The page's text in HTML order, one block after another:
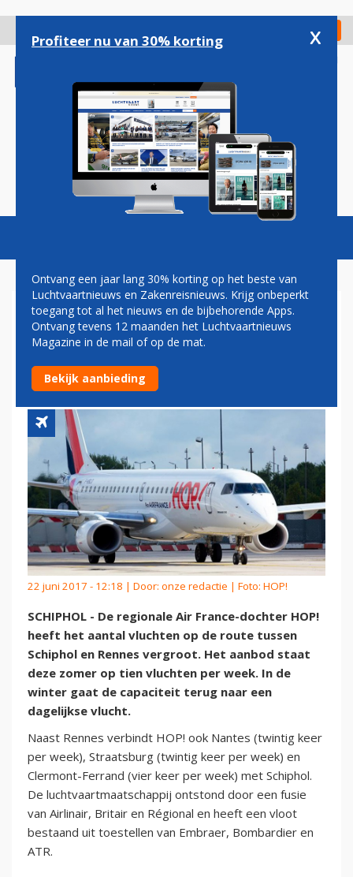
gaan
Check in
Magazine Podcasts Vacatures
AIR FRANCE-DOCHTER HOP!
VAKER TUSSEN SCHIPHOL EN
RENNES
22 juni 2017 - 12:18 | Door: onze redactie | Foto: HOP!
SCHIPHOL - De regionale Air France-dochter HOP!
heeft het aantal vluchten op de route tussen
Schiphol en Rennes vergroot. Het aanbod staat
deze zomer op tien vluchten per week. In de
winter gaat de capaciteit terug naar een
dagelijkse vlucht.
Naast Rennes verbindt HOP! ook Nantes (twintig keer
per week), Straatsburg (twintig keer per week) en
Clermont-Ferrand (vier keer per week) met Schiphol.
De luchtvaartmaatschappij ontstond door een fusie
van Airlinair, Britair en Régional en heeft een vloot
bestaand uit toestellen van Embraer, Bombardier en
ATR.
Profiteer nu van 30% korting x
Ontvang een jaar lang 30% korting op het beste van
Luchtvaartnieuws en Zakenreisnieuws. Krijg onbeperkt
toegang tot al het nieuws en de bijbehorende Apps.
Ontvang tevens 12 maanden het Luchtvaartnieuws
Magazine in de mail of op de mat.
Bekijk aanbieding